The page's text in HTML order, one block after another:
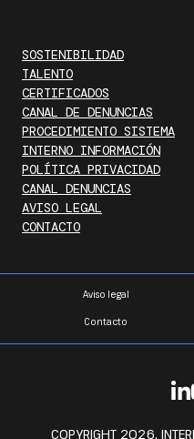
SOSTENIBILIDAD
TALENTO
CERTIFICADOS
CANAL DE DENUNCIAS
PROCEDIMIENTO SISTEMA
INTERNO INFORMACIÓN
POLÍTICA PRIVACIDAD
CANAL DENUNCIAS
AVISO LEGAL
CONTACTO
Aviso legal
Contacto
COPYRIGHT 2026.